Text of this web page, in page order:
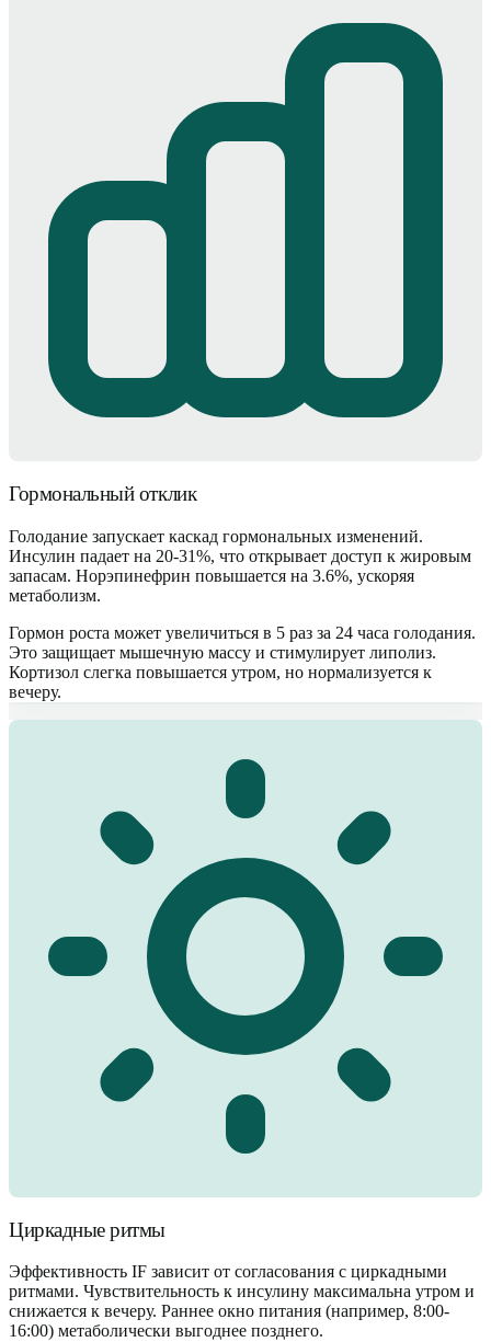
Гормональный отклик
Голодание запускает каскад гормональных изменений.
Инсулин падает на 20-31%, что открывает доступ к жировым
запасам. Норэпинефрин повышается на 3.6%, ускоряя
метаболизм.
Гормон роста может увеличиться в 5 раз за 24 часа голодания.
Это защищает мышечную массу и стимулирует липолиз.
Кортизол слегка повышается утром, но нормализуется к
вечеру.
Циркадные ритмы
Эффективность IF зависит от согласования с циркадными
ритмами. Чувствительность к инсулину максимальна утром и
снижается к вечеру. Раннее окно питания (например, 8:00-
16:00) метаболически выгоднее позднего.